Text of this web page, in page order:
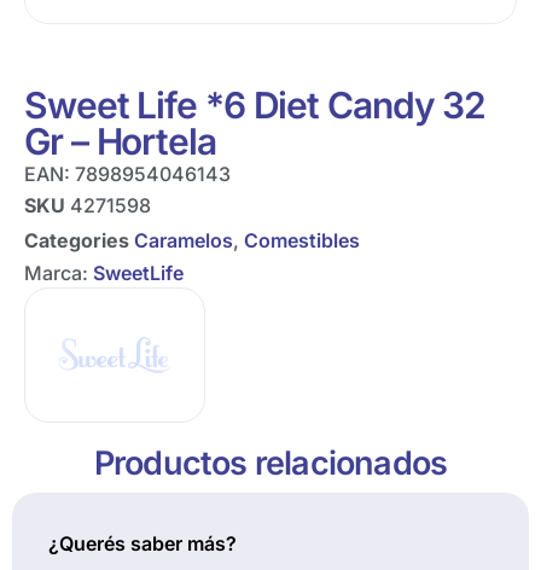
Sweet Life *6 Diet Candy 32
Gr – Hortela
EAN: 7898954046143
SKU 4271598
Categories Caramelos, Comestibles
Marca: SweetLife
Productos relacionados
¿Querés saber más?